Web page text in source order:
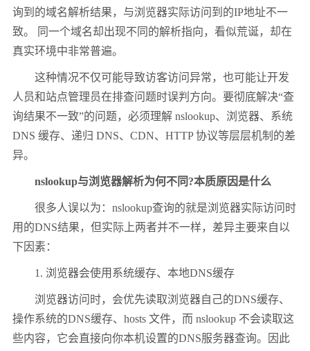
询到的域名解析结果，与浏览器实际访问到的IP地址不一
致。 同一个域名却出现不同的解析指向，看似荒诞，却在
真实环境中非常普遍。
这种情况不仅可能导致访客访问异常，也可能让开发
人员和站点管理员在排查问题时误判方向。要彻底解决“查
询结果不一致”的问题，必须理解 nslookup、浏览器、系统
DNS 缓存、递归 DNS、CDN、HTTP 协议等层层机制的差
异。
nslookup与浏览器解析为何不同?本质原因是什么
很多人误以为：nslookup查询的就是浏览器实际访问时
用的DNS结果，但实际上两者并不一样，差异主要来自以
下因素：
1. 浏览器会使用系统缓存、本地DNS缓存
浏览器访问时，会优先读取浏览器自己的DNS缓存、
操作系统的DNS缓存、hosts 文件，而 nslookup 不会读取这
些内容，它会直接向你本机设置的DNS服务器查询。因此